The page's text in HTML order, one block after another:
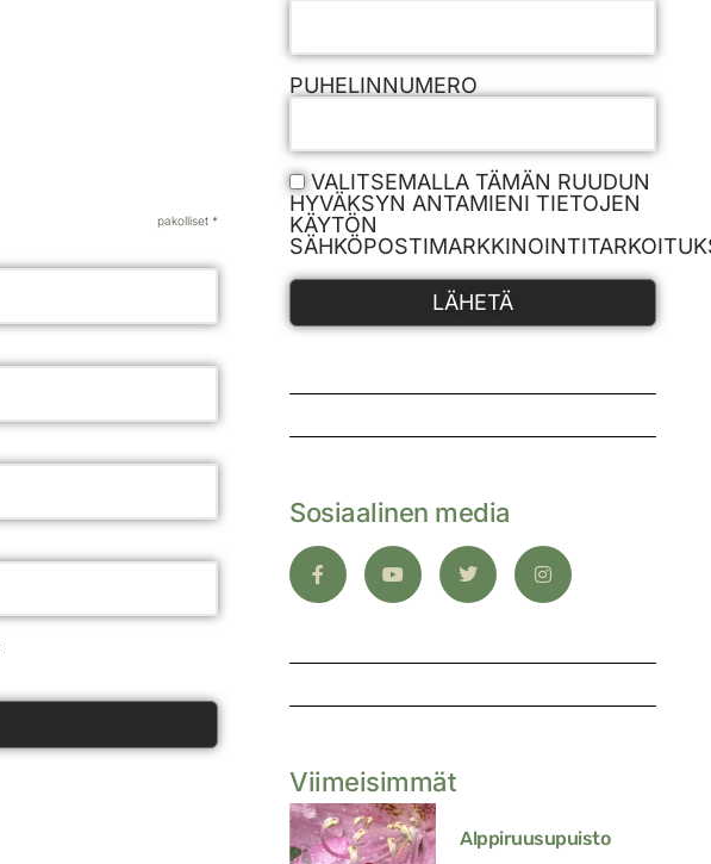
pakolliset *
PUHELINNUMERO
VALITSEMALLA TÄMÄN RUUDUN
HYVÄKSYN ANTAMIENI TIETOJEN
KÄYTÖN
LÄHETÄ
Sosiaalinen media
Viimeisimmät
Alppiruusupuisto